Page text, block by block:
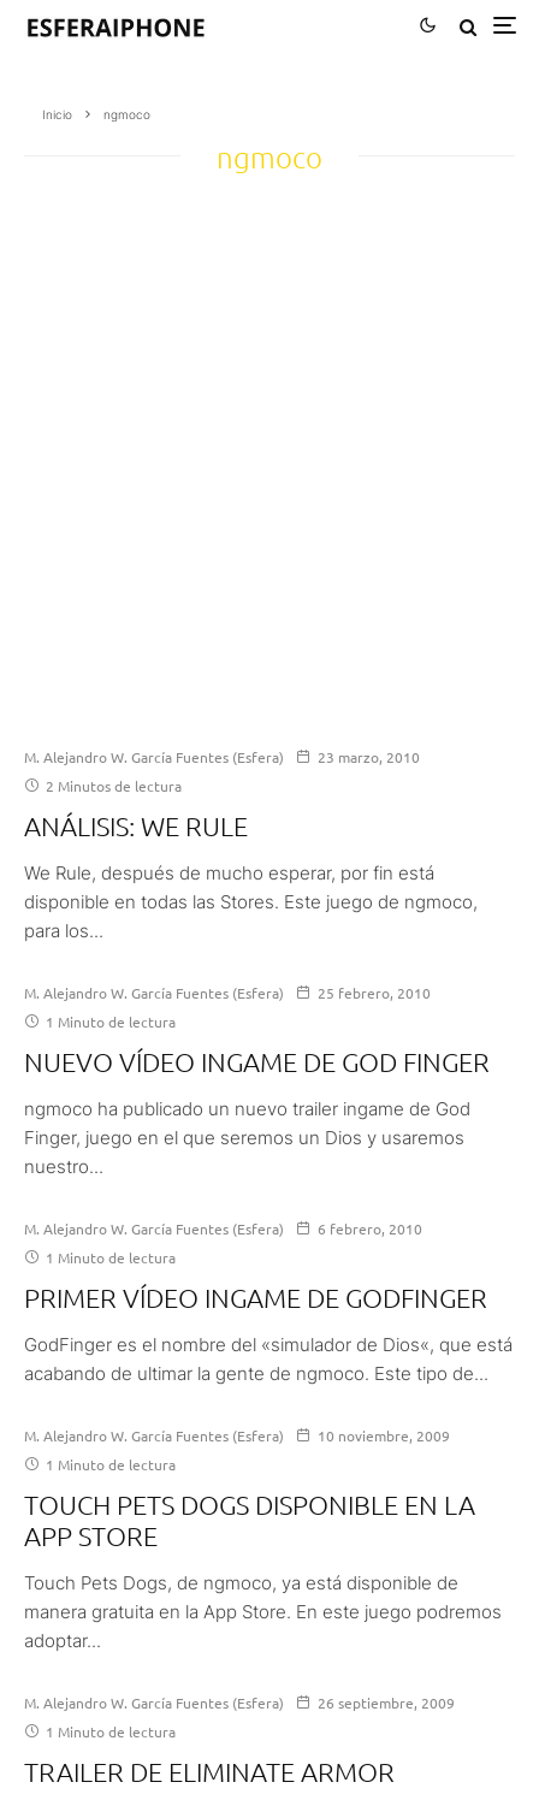
Inicio ngmoco
ngmoco
M. Alejandro W. García Fuentes (Esfera)
23 marzo, 2010
2 Minutos de lectura
ANÁLISIS: WE RULE
We Rule, después de mucho esperar, por fin está
disponible en todas las Stores. Este juego de ngmoco,
para los...
M. Alejandro W. García Fuentes (Esfera)
25 febrero, 2010
1 Minuto de lectura
NUEVO VÍDEO INGAME DE GOD FINGER
ngmoco ha publicado un nuevo trailer ingame de God
Finger, juego en el que seremos un Dios y usaremos
nuestro...
M. Alejandro W. García Fuentes (Esfera)
6 febrero, 2010
1 Minuto de lectura
PRIMER VÍDEO INGAME DE GODFINGER
GodFinger es el nombre del «simulador de Dios«, que está
acabando de ultimar la gente de ngmoco. Este tipo de...
M. Alejandro W. García Fuentes (Esfera)
10 noviembre, 2009
1 Minuto de lectura
TOUCH PETS DOGS DISPONIBLE EN LA
APP STORE
Touch Pets Dogs, de ngmoco, ya está disponible de
manera gratuita en la App Store. En este juego podremos
adoptar...
M. Alejandro W. García Fuentes (Esfera)
26 septiembre, 2009
1 Minuto de lectura
TRAILER DE ELIMINATE ARMOR